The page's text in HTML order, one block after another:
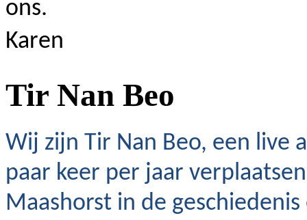
ons.
Karen
Tir Nan Beo
Wij zijn Tir Nan Beo, een live
paar keer per jaar
Maashorst in de